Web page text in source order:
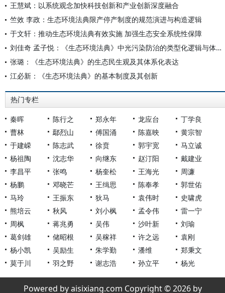
王慧斌：以系统观念加快科技创新和产业创新深度融合
竺效 李政：生态环境法典限产停产制度的规范演进与构造逻辑
于文轩：推动生态环境法典有效实施 加强生态安全系统性保障
刘佳奇 孟子悦：《生态环境法典》中光污染防治的类型化逻辑与体系化构造
张璐：《生态环境法典》的生态民生观及其体系化表达
江必新：《生态环境法典》的基本制度及其创新
热门专栏
秦晖 陈行之 郑永年 龙应台
丁学良
曹林
鄢烈山 傅国涌 陈嘉映
黄宗智
于建嵘
陈志武 徐贲 郭宇宽
马立诚
杨祖陶
沈志华 向继东 赵汀阳
戴建业
李昌平
张鸣 杨奎松 王海光
周濂
杨鹏
邓晓芒 王缉思 陈奉孝
郭世佑
马玲
王振东 狄马 袁伟时
史啸虎
熊培云
秋风 刘小枫 孟令伟
雷一宁
周枫
蒋兆勇 吴伟 沙叶新
刘瑜
葛剑雄
储昭根 吴稼祥 许之远
袁刚
杨小凯
吴励生 朱学勤 潘维
郑秉文
莫于川
羽之野 谢志浩 孙立平 杨光
Powered by aisixiang.com Copyright © 2026 by